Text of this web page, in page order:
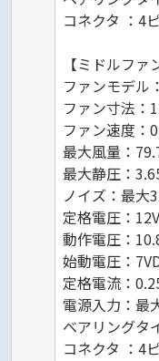
コネクタ ：4
【ミドルファ
ファンモデル
ファン寸法
ファン速度：
最大風量：
最大静圧：
ノイズ：最大
定格電圧：
動作電圧：
始動電圧：
定格電流：
電源入力：最
ベアリングタ
コネクタ ：4